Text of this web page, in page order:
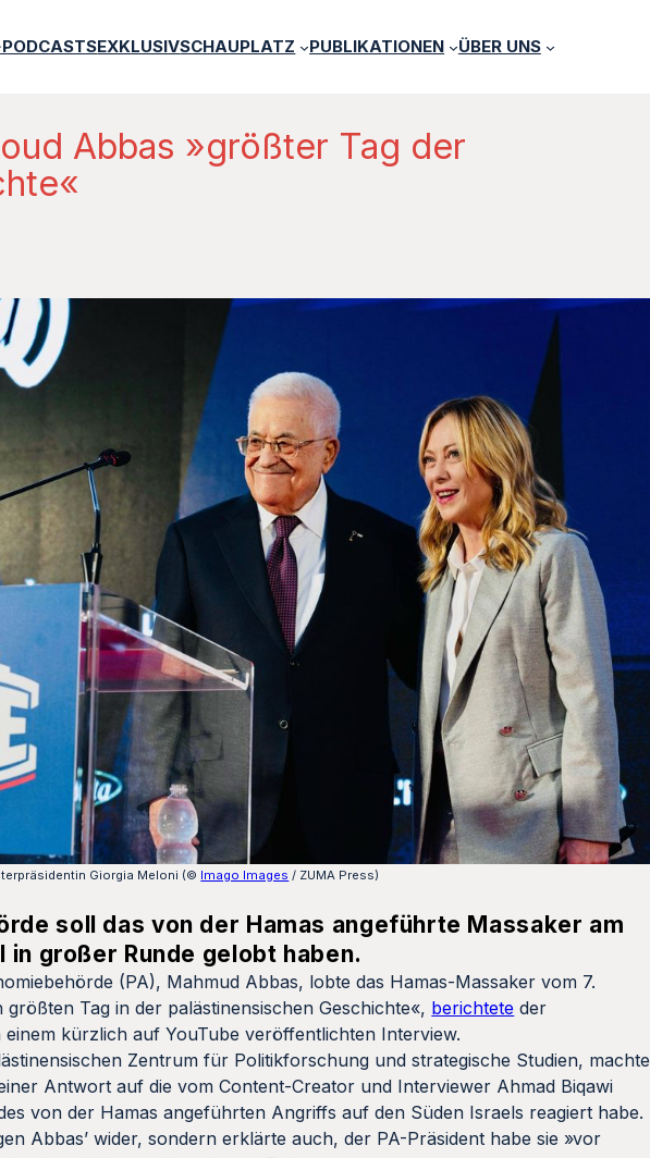
EXKLUSIVSCHAUPLATZ PUBLIKATIONEN ÜBER UNS
Abbas »größter Tag der
Giorgia Meloni (© Imago Images / ZUMA Press)
soll das von der Hamas angeführte Massaker am
großer Runde gelobt haben.
(PA), Mahmud Abbas, lobte das Hamas-Massaker vom 7.
Tag in der palästinensischen Geschichte«, berichtete der
kürzlich auf YouTube veröffentlichten Interview.
Zentrum für Politikforschung und strategische Studien, machte
Antwort auf die vom Content-Creator und Interviewer Ahmad Biqawi
von der Hamas angeführten Angriffs auf den Süden Israels reagiert habe.
Abbas’ wider, sondern erklärte auch, der PA-Präsident habe sie »vor